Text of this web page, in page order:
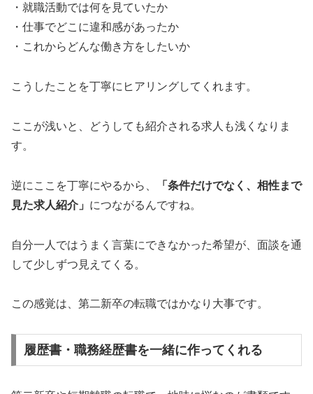
・就職活動では何を見ていたか
・仕事でどこに違和感があったか
・これからどんな働き方をしたいか
こうしたことを丁寧にヒアリングしてくれます。
ここが浅いと、どうしても紹介される求人も浅くなりま
す。
逆にここを丁寧にやるから、
「条件だけでなく、相性まで
見た求人紹介」 につながるんですね。
自分一人ではうまく言葉にできなかった希望が、面談を通
して少しずつ見えてくる。
この感覚は、第二新卒の転職ではかなり大事です。
履歴書・職務経歴書を一緒に作ってくれる